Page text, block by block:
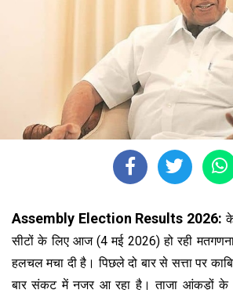
Assembly Election Results 2026:
सीटों के लिए आज (4 मई 2026) हो रही मतगणना
हलचल मचा दी है। पिछले दो बार से सत्ता पर
बार संकट में नजर आ रहा है। ताजा आंकड़ों के